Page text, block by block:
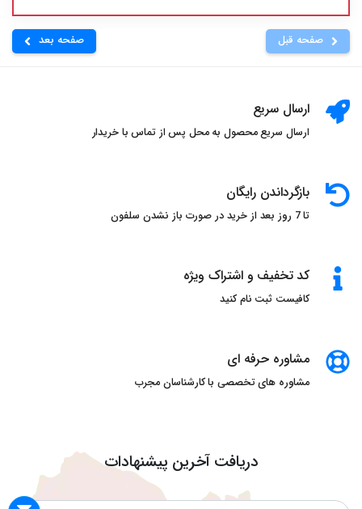
صفحه قبل صفحه بعد
ارسال سریع
ارسال سریع محصول به محل پس از تماس با خریدار
بازگرداندن رایگان
تا 7 روز بعد از خرید در صورت باز نشدن سلفون
کد تخفیف و اشتراک ویژه
کافیست ثبت نام کنید
مشاوره حرفه ای
مشاوره های تخصصی با کارشناسان مجرب
دریافت آخرین پیشنهادات